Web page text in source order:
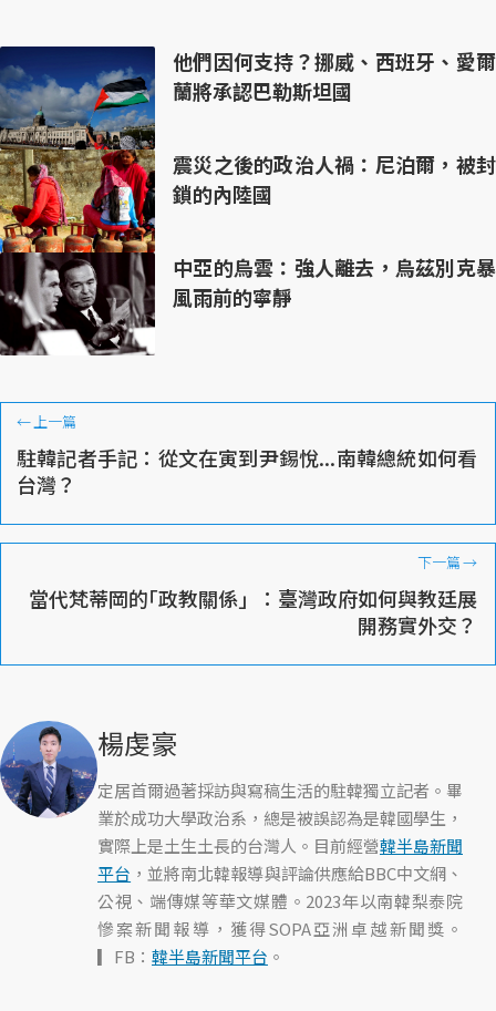
他們因何支持？挪威、西班牙、愛爾
蘭將承認巴勒斯坦國
震災之後的政治人禍：尼泊爾，被封
鎖的內陸國
中亞的烏雲：強人離去，烏茲別克暴
風雨前的寧靜
←上一篇
駐韓記者手記：從文在寅到尹錫悅...南韓總統如何看
台灣？
下一篇→
當代梵蒂岡的｢政教關係」：臺灣政府如何與教廷展
開務實外交？
楊虔豪
定居首爾過著採訪與寫稿生活的駐韓獨立記者。畢
業於成功大學政治系，總是被誤認為是韓國學生，
實際上是土生土長的台灣人。目前經營韓半島新聞
平台 ，並將南北韓報導與評論供應給BBC中文網、
公視、端傳媒等華文媒體。2023年以南韓梨泰院
慘案新聞報導，獲得SOPA亞洲卓越新聞獎。
▎FB： 韓半島新聞平台 。